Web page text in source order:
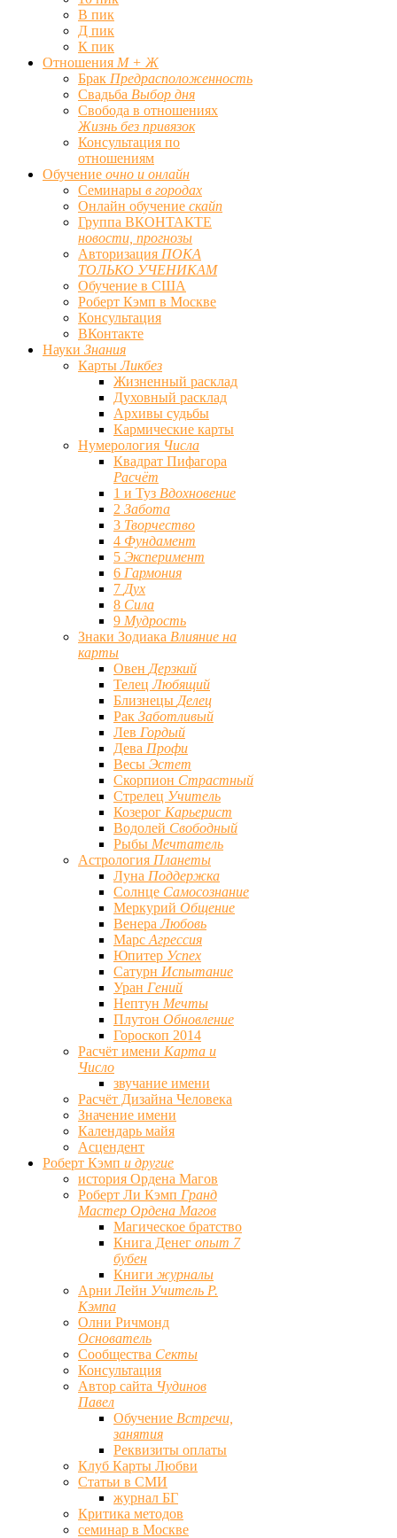
В пик
Д пик
К пик
Отношения М + Ж
Брак Предрасположенность
Свадьба Выбор дня
Свобода в отношениях
Жизнь без привязок
Консультация по
отношениям
Обучение очно и онлайн
Семинары в городах
Онлайн обучение скайп
Группа ВКОНТАКТЕ
новости, прогнозы
Авторизация ПОКА
ТОЛЬКО УЧЕНИКАМ
Обучение в США
Роберт Кэмп в Москве
Консультация
ВКонтакте
Науки Знания
КартыЛикбез
Жизненный расклад
Духовный расклад
Архивы судьбы
Кармические карты
Нумерология Числа
Квадрат Пифагора
Расчёт
1 и Туз Вдохновение
2 Забота
3 Творчество
4 Фундамент
5 Эксперимент
6 Гармония
7 Дух
8 Сила
9 Мудрость
Знаки Зодиака Влияние на
карты
Овен Дерзкий
ТелецЛюбящий
Близнецы Делец
Рак Заботливый
Лев Гордый
Дева Профи
Весы Эстет
Скорпион Страстный
Стрелец Учитель
Козерог Карьерист
Водолей Свободный
Рыбы Мечтатель
Астрология Планеты
Луна Поддержка
Солнце Самосознание
Меркурий Общение
ВенераЛюбовь
Марс Агрессия
Юпитер Успех
Сатурн Испытание
Уран Гений
Нептун Мечты
Плутон Обновление
Гороскоп 2014
Расчёт имени Карта и
Число
звучание имени
Расчёт Дизайна Человека
Значение имени
Календарь майя
Асцендент
Роберт Кэмп и другие
история Ордена Магов
Роберт Ли Кэмп Гранд
Мастер Ордена Магов
Магическое братство
Книга Денег опыт 7
бубен
Книги журналы
Арни Лейн Учитель Р.
Кэмпа
Олни Ричмонд
Основатель
Сообщества Секты
Консультация
Автор сайта Чудинов
Павел
Обучение Встречи,
занятия
Реквизиты оплаты
Клуб Карты Любви
Статьи в СМИ
журнал БГ
Критика методов
семинар в Москве